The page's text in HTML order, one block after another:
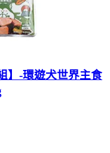
】-環遊犬世界主食